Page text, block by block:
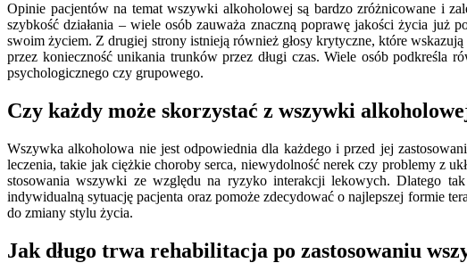
Opinie pacjentów na temat wszywki alkoholowej są bardzo zróżnicowane i
szybkość działania – wiele osób zauważa znaczną poprawę jakości życia
swoim życiem. Z drugiej strony istnieją również głosy krytyczne, które
przez konieczność unikania trunków przez długi czas. Wiele osób podkreśla
psychologicznego czy grupowego.
Czy każdy może skorzystać z wszywki
Wszywka alkoholowa nie jest odpowiednia dla każdego i przed jej
leczenia, takie jak ciężkie choroby serca, niewydolność nerek czy problemy z
stosowania wszywki ze względu na ryzyko interakcji lekowych. Dlatego
indywidualną sytuację pacjenta oraz pomoże zdecydować o najlepszej formie
do zmiany stylu życia.
Jak długo trwa rehabilitacja po zastosowaniu